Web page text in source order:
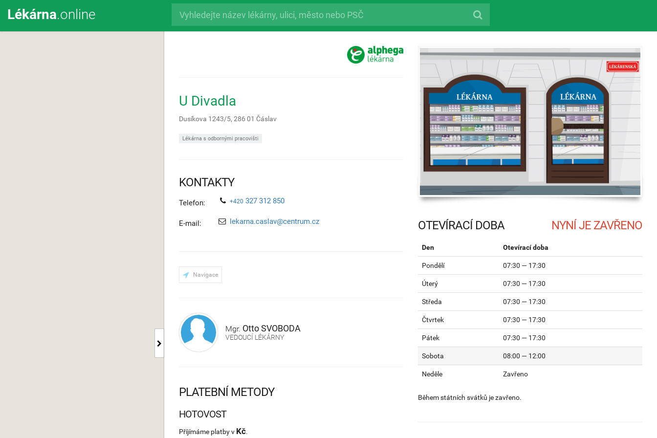
Lékárna.online
U Divadla
Dusíkova 1243/5, 286 01 Čáslav
Lékárna s odbornými pracovišti
KONTAKTY
Telefon: +420 327 312 850
E-mail: lekarna.caslav@centrum.cz
Navigace
Mgr. OttoSVOBODA
VEDOUCÍ LÉKÁRNY
OTEVÍRACÍ DOBA
Den Otevírací doba
Pondělí 07:30 — 17:30
Úterý 07:30 — 17:30
Středa 07:30 — 17:30
Čtvrtek 07:30 — 17:30
Pátek 07:30 — 17:30
Sobota 08:00 — 12:00
Neděle Zavřeno
Během státních svátků je zavřeno.
PLATEBNÍ METODY
HOTOVOST
Příjímáme platby v Kč.